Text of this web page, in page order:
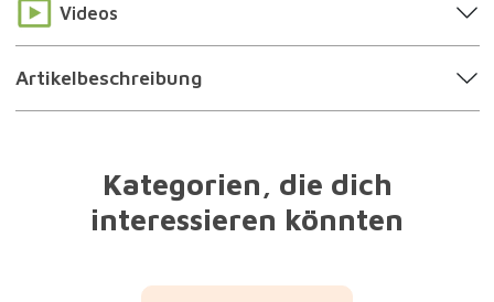
Videos
Artikelbeschreibung
Kategorien, die dich
interessieren könnten